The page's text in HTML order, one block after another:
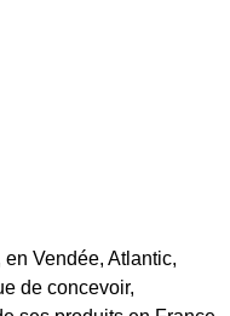
Vendée, Atlantic,
de concevoir,